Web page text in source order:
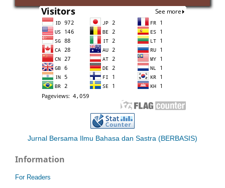
Jurnal Bersama Ilmu Bahasa dan Sastra (BERBASIS)
Information
For Readers